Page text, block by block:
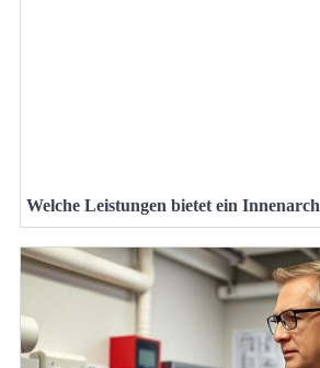
Welche Leistungen bietet ein